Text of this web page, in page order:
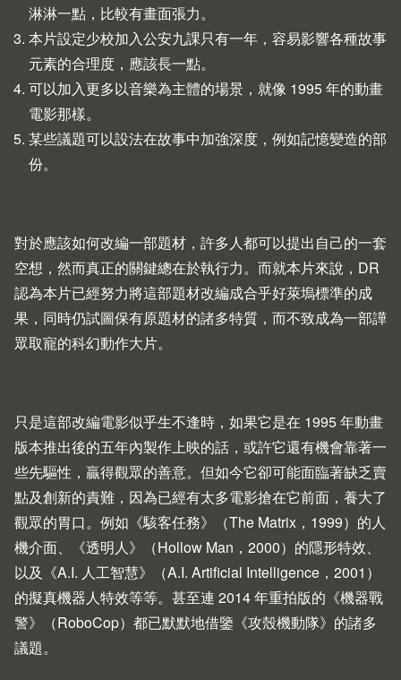
淋淋一點，比較有畫面張力。
本片設定少校加入公安九課只有一年，容易影響各種故事
元素的合理度，應該長一點。
可以加入更多以音樂為主體的場景，就像 1995 年的動畫
電影那樣。
某些議題可以設法在故事中加強深度，例如記憶變造的部
份。
對於應該如何改編一部題材，許多人都可以提出自己的一套
空想，然而真正的關鍵總在於執行力。而就本片來說，DR
認為本片已經努力將這部題材改編成合乎好萊塢標準的成
果，同時仍試圖保有原題材的諸多特質，而不致成為一部譁
眾取寵的科幻動作大片。
只是這部改編電影似乎生不逢時，如果它是在 1995 年動畫
版本推出後的五年內製作上映的話，或許它還有機會靠著一
些先驅性，贏得觀眾的善意。但如今它卻可能面臨著缺乏賣
點及創新的責難，因為已經有太多電影搶在它前面，養大了
觀眾的胃口。例如《駭客任務》（The Matrix ，1999）的人
機介面、《透明人》（Hollow Man ，2000）的隱形特效、
以及《A.I. 人工智慧》（A.I. Artificial Intelligence ，2001）
的擬真機器人特效等等。甚至連 2014 年重拍版的《機器戰
警》（RoboCop）都已默默地借鑒《攻殼機動隊》的諸多
議題。